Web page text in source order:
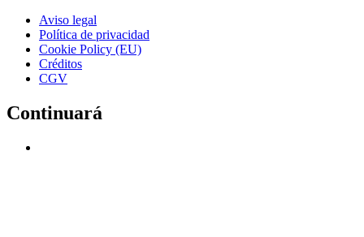
Aviso legal
Política de privacidad
Cookie Policy (EU)
Créditos
CGV
Continuará